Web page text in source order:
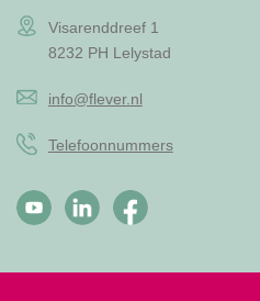
Visarenddreef 1
8232 PH Lelystad
info@flever.nl
Telefoonnummers